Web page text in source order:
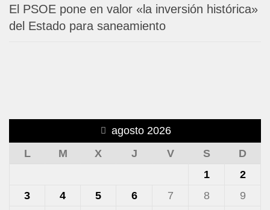
El PSOE pone en valor «la inversión histórica»
del Estado para saneamiento
agosto 2026
L
M X J V S
D
1
2
3
4 5 6 7 8
9